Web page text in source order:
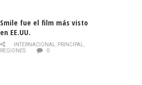
Smile fue el film más visto
en EE.UU.
INTERNACIONAL, PRINCIPAL,
REGIONES
0